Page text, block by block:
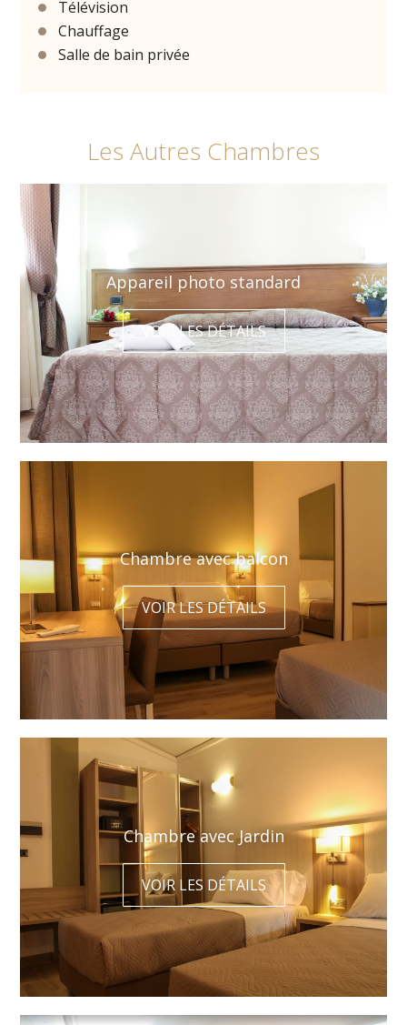
Télévision
Chauffage
Salle de bain privée
Les Autres Chambres
Appareil photo standard
VOIR LES DÉTAILS
Chambre avec balcon
VOIR LES DÉTAILS
Chambre avec Jardin
VOIR LES DÉTAILS